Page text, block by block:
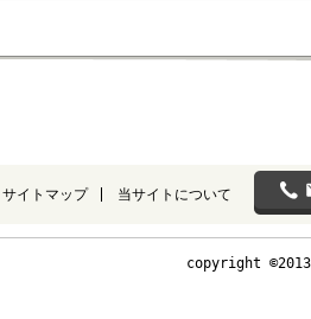
サイトマップ 当サイトについて
copyright